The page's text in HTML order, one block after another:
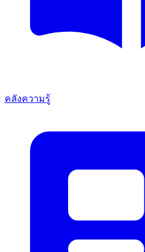
คลังความรู้